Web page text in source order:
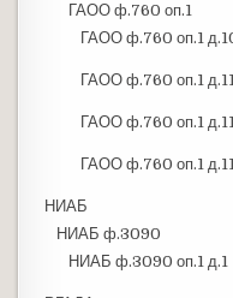
ГАОО ф.760 оп.1
ГАОО ф.760 оп.1
ГАОО ф.760 оп.1
ГАОО ф.760 оп.1
ГАОО ф.760 оп.1
НИАБ
НИАБ ф.3090
НИАБ ф.3090 оп.1 д.1